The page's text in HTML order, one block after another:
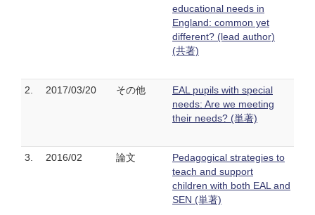
educational needs in
England: common yet
different? (lead author)
(共著)
2. 2017/03/20 その他
EAL pupils with special
needs: Are we meeting
their needs? (単著)
3. 2016/02 論文
Pedagogical strategies to
teach and support
children with both EAL and
SEN (単著)